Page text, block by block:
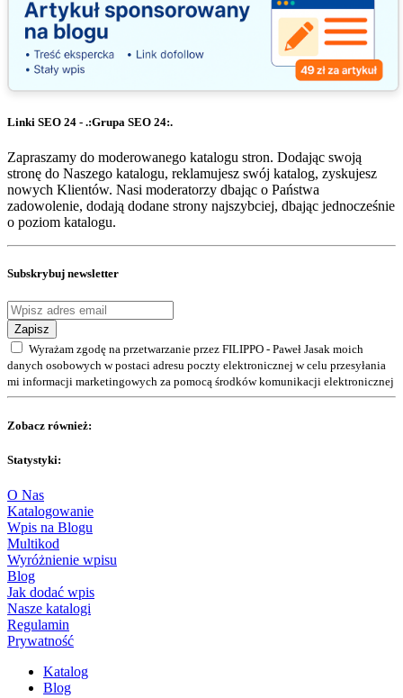
Linki SEO 24 - .:Grupa SEO 24:.
Zapraszamy do moderowanego katalogu stron. Dodając swoją
stronę do Naszego katalogu, reklamujesz swój katalog, zyskujesz
nowych Klientów. Nasi moderatorzy dbając o Państwa
zadowolenie, dodają dodane strony najszybciej, dbając jednocześnie
o poziom katalogu.
Subskrybuj newsletter
Zapisz
Wyrażam zgodę na przetwarzanie przez FILIPPO - Paweł Jasak moich
danych osobowych w postaci adresu poczty elektronicznej w celu przesyłania
mi informacji marketingowych za pomocą środków komunikacji elektronicznej
Zobacz również:
Statystyki:
O Nas
Katalogowanie
Wpis na Blogu
Multikod
Wyróżnienie wpisu
Blog
Jak dodać wpis
Nasze katalogi
Regulamin
Prywatność
Katalog
Blog